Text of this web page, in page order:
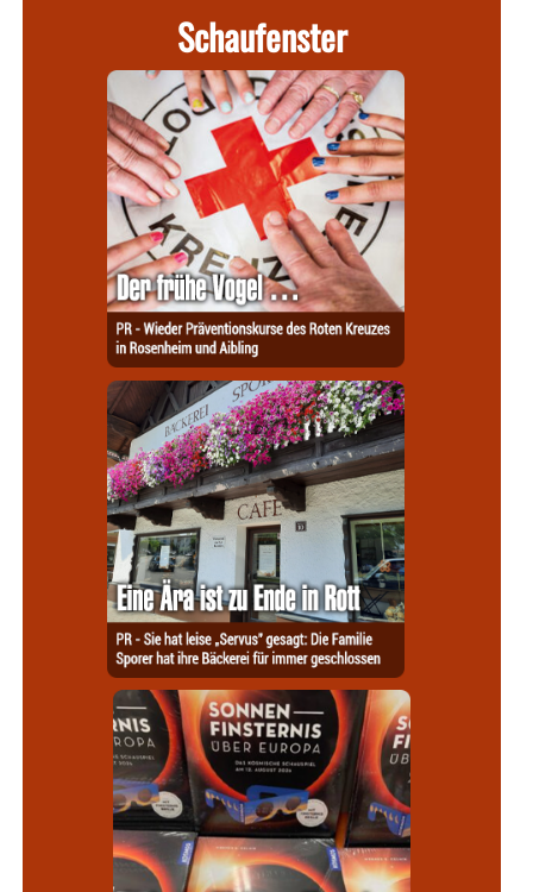
Schaufenster